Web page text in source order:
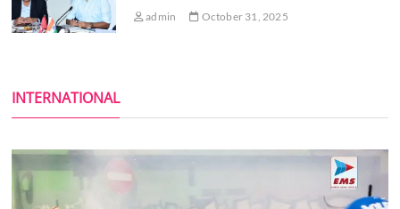
admin October 31, 2025
INTERNATIONAL